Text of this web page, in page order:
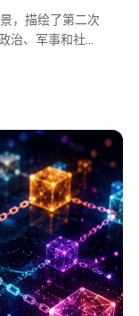
，描绘了第二次
治、军事和社会